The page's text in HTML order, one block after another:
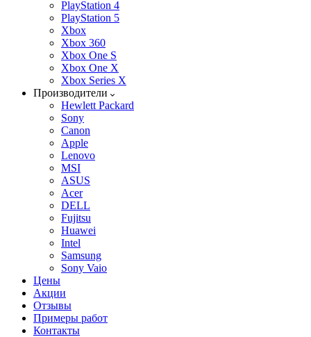
PlayStation 4
PlayStation 5
Xbox
Xbox 360
Xbox One S
Xbox One X
Xbox Series X
Производители
Hewlett Packard
Sony
Canon
Apple
Lenovo
MSI
ASUS
Acer
DELL
Fujitsu
Huawei
Intel
Samsung
Sony Vaio
Цены
Акции
Отзывы
Примеры работ
Контакты